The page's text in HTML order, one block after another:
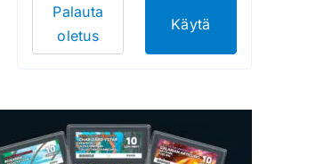
Pelimatot 0
Bundle 0
Käytä
Palauta
oletus